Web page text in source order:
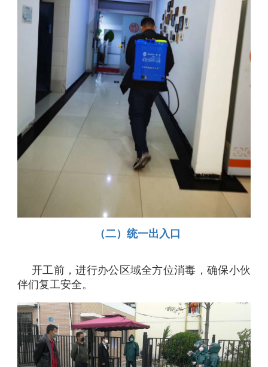
（二）统一出入口
开工前，进行办公区域全方位消毒，确保小伙
伴们复工安全。